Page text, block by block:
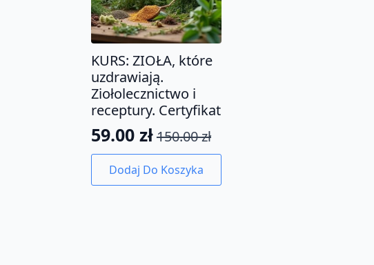
KURS: ZIOŁA, które
uzdrawiają.
Ziołolecznictwo i
receptury. Certyfikat
150.00zł
Pierwotna
cena
wynosiła:
59.00 zł
Aktualna
cena
wynosi:
Dodaj Do Koszyka